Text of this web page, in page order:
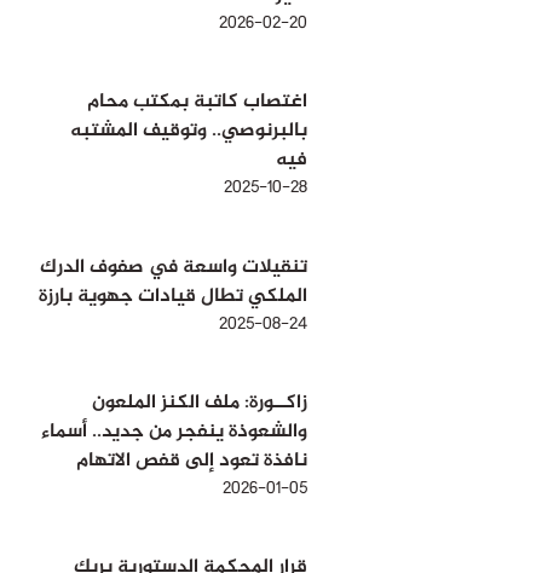
2026-02-20
اغتصاب كاتبة بمكتب محام
بالبرنوصي.. وتوقيف المشتبه
فيه
2025-10-28
تنقيلات واسعة في صفوف الدرك
الملكي تطال قيادات جهوية بارزة
2025-08-24
زاكــورة: ملف الكنز الملعون
والشعوذة ينفجر من جديد.. أسماء
نافذة تعود إلى قفص الاتهام
2026-01-05